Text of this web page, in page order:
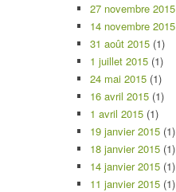
27 novembre 2015
14 novembre 2015
31 août 2015 (1)
1 juillet 2015 (1)
24 mai 2015 (1)
16 avril 2015 (1)
1 avril 2015 (1)
19 janvier 2015 (1)
18 janvier 2015 (1)
14 janvier 2015 (1)
11 janvier 2015 (1)